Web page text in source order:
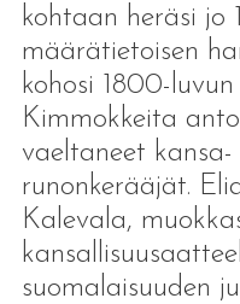
kohtaan heräsi jo
määrätietoisen
kohosi 1800-
Kimmokkeita
vaeltaneet
runonkerääjät.
Kalevala,
suomalaisuuden